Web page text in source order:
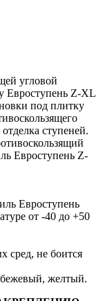
угловой
Евроступень Z-XL
под плитку
ступеней.
Евроступень Z-
Евроступень
от -40 до +50
сред, не боится
желтый.